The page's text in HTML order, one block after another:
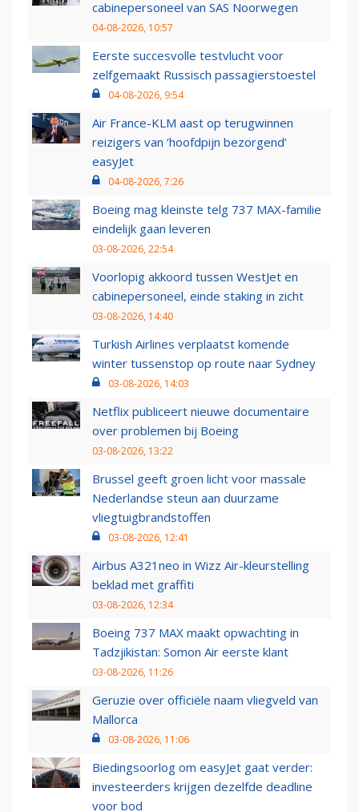
cabinepersoneel van SAS Noorwegen
04-08-2026, 10:57
Eerste succesvolle testvlucht voor
zelfgemaakt Russisch passagierstoestel
04-08-2026, 9:54
Air France-KLM aast op terugwinnen
reizigers van ‘hoofdpijn bezorgend’
easyJet
04-08-2026, 7:26
Boeing mag kleinste telg 737 MAX-familie
eindelijk gaan leveren
03-08-2026, 22:54
Voorlopig akkoord tussen WestJet en
cabinepersoneel, einde staking in zicht
03-08-2026, 14:40
Turkish Airlines verplaatst komende
winter tussenstop op route naar Sydney
03-08-2026, 14:03
Netflix publiceert nieuwe documentaire
over problemen bij Boeing
03-08-2026, 13:22
Brussel geeft groen licht voor massale
Nederlandse steun aan duurzame
vliegtuigbrandstoffen
03-08-2026, 12:41
Airbus A321neo in Wizz Air-kleurstelling
beklad met graffiti
03-08-2026, 12:34
Boeing 737 MAX maakt opwachting in
Tadzjikistan: Somon Air eerste klant
03-08-2026, 11:26
Geruzie over officiële naam vliegveld van
Mallorca
03-08-2026, 11:06
Biedingsoorlog om easyJet gaat verder:
investeerders krijgen dezelfde deadline
voor bod